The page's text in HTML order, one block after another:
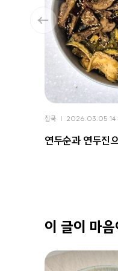
집쿡 2026.03.05
연두순과 연두진
이 글이 마